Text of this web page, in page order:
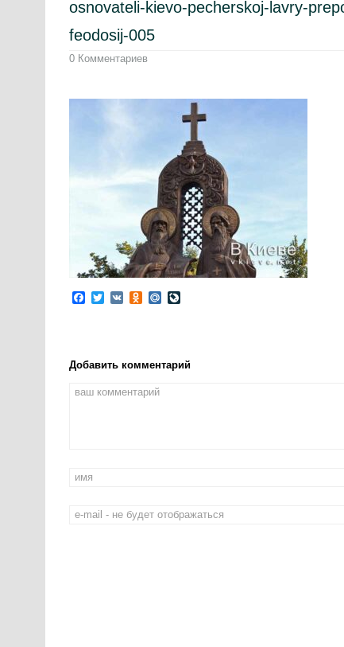
osnovateli-kievo-pecherskoj-lavry-
feodosij-005
0 Комментариев
Facebook
Twitter
VK Odnoklassniki
Mail.Ru
Добавить комментарий